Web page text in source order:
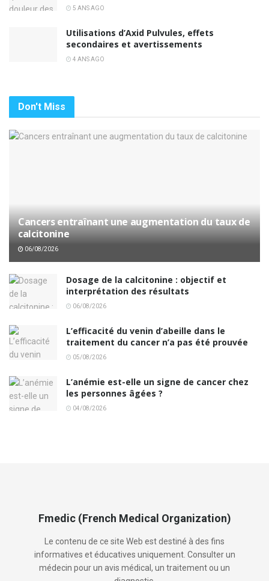
5 ANS AGO
Utilisations d’Axid Pulvules, effets
secondaires et avertissements
4 ANS AGO
Don't Miss
Cancers entraînant une augmentation du taux de
calcitonine
06/08/2026
Dosage de la calcitonine : objectif et
interprétation des résultats
06/08/2026
L’efficacité du venin d’abeille dans le
traitement du cancer n’a pas été prouvée
05/08/2026
L’anémie est-elle un signe de cancer chez
les personnes âgées ?
04/08/2026
Fmedic (French Medical Organization)
Le contenu de ce site Web est destiné à des fins
informatives et éducatives uniquement. Consulter un
médecin pour un avis médical, un traitement ou un